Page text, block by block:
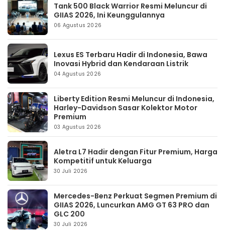
Tank 500 Black Warrior Resmi Meluncur di
GIIAS 2026, Ini Keunggulannya
06 Agustus 2026
Lexus ES Terbaru Hadir di Indonesia, Bawa
Inovasi Hybrid dan Kendaraan Listrik
04 Agustus 2026
Liberty Edition Resmi Meluncur di Indonesia,
Harley-Davidson Sasar Kolektor Motor
Premium
03 Agustus 2026
Aletra L7 Hadir dengan Fitur Premium, Harga
Kompetitif untuk Keluarga
30 Juli 2026
Mercedes-Benz Perkuat Segmen Premium di
GIIAS 2026, Luncurkan AMG GT 63 PRO dan
GLC 200
30 Juli 2026